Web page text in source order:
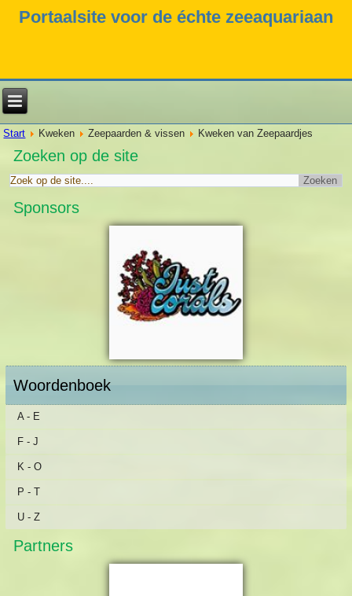
Portaalsite voor de échte zeeaquariaan
Start Kweken Zeepaarden & vissen Kweken van Zeepaardjes
Zoeken op de site
Sponsors
Woordenboek
A - E
F - J
K - O
P - T
U - Z
Partners